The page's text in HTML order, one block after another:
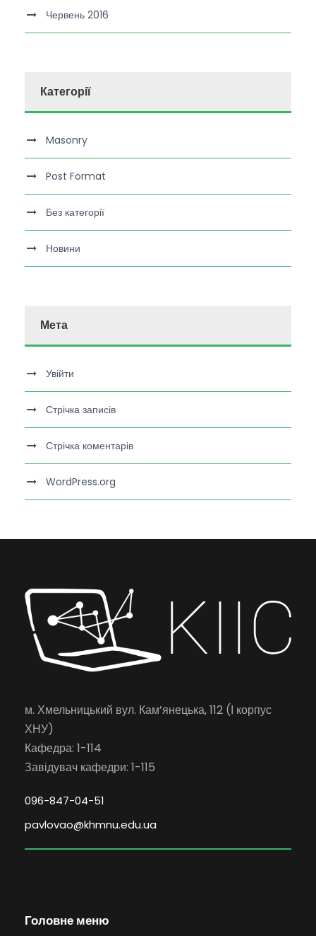
Червень 2016
Категорії
Masonry
Post Format
Без категорії
Новини
Мета
Увійти
Стрічка записів
Стрічка коментарів
WordPress.org
м. Хмельницький вул. Кам’янецька, 112 (І корпус
ХНУ)
Кафедра: 1-114
Завідувач кафедри: 1-115
096-847-04-51
pavlovao@khmnu.edu.ua
Головне меню